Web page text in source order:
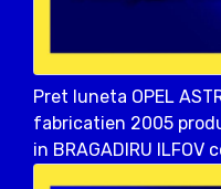
Pret luneta OPEL
fabricatien 2005
in BRAGADIRU ILFOV